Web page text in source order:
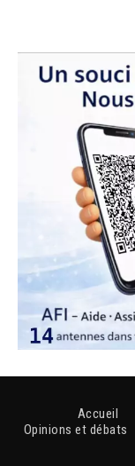
Accueil
Opinions et débats